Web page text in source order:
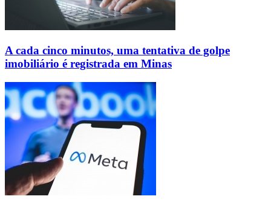
A cada cinco minutos, uma tentativa de golpe
imobiliário é registrada em Minas